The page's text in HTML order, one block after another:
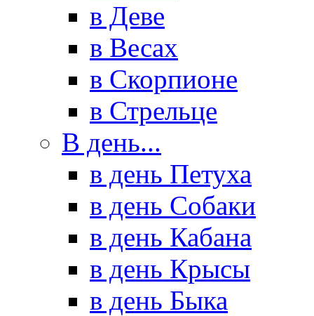
в Деве
в Весах
в Скорпионе
в Стрельце
В день...
в день Петуха
в день Собаки
в день Кабана
в день Крысы
в день Быка